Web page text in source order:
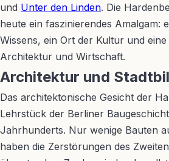
und Unter den Linden. Die
heute ein faszinierendes Amalgam:
Wissens, ein Ort der Kultur und
Architektur und Wirtschaft.
Architektur und
Das architektonische Gesicht der
Lehrstück der Berliner
Jahrhunderts. Nur wenige Bauten
haben die Zerstörungen des